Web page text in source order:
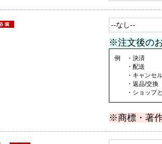
※注文後の
例 ・決済
・配送
・キャンセ
・返品/交換
・ショップと
※商標・著